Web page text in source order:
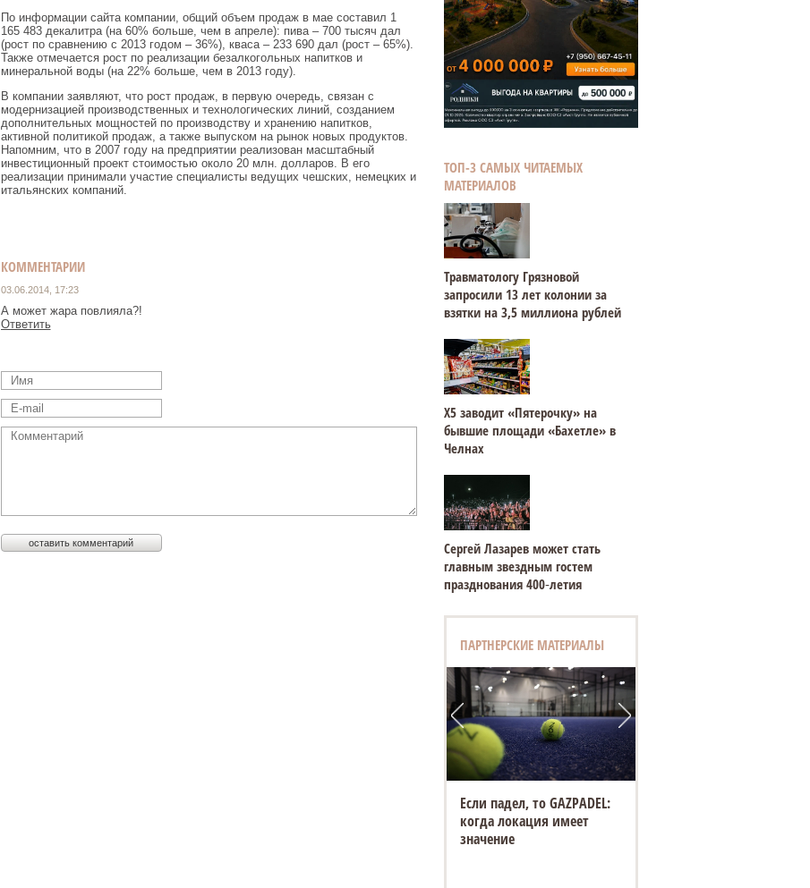
По информации сайта компании, общий объем продаж в мае составил 1
165 483 декалитра (на 60% больше, чем в апреле): пива – 700 тысяч дал
(рост по сравнению с 2013 годом – 36%), кваса – 233 690 дал (рост – 65%).
Также отмечается рост по реализации безалкогольных напитков и
минеральной воды (на 22% больше, чем в 2013 году).
В компании заявляют, что рост продаж, в первую очередь, связан с
модернизацией производственных и технологических линий, созданием
дополнительных мощностей по производству и хранению напитков,
активной политикой продаж, а также выпуском на рынок новых продуктов.
Напомним, что в 2007 году на предприятии реализован масштабный
инвестиционный проект стоимостью около 20 млн. долларов. В его
реализации принимали участие специалисты ведущих чешских, немецких и
итальянских компаний.
КОММЕНТАРИИ
03.06.2014, 17:23
А может жара повлияла?!
Ответить
ТОП-3 САМЫХ ЧИТАЕМЫХ
МАТЕРИАЛОВ
Травматологу Грязновой
запросили 13 лет колонии за
взятки на 3,5 миллиона рублей
Х5 заводит «Пятерочку» на
бывшие площади «Бахетле» в
Челнах
Сергей Лазарев может стать
главным звездным гостем
празднования 400‑летия
ПАРТНЕРСКИЕ МАТЕРИАЛЫ
Если падел, то GAZPADEL:
когда локация имеет
значение